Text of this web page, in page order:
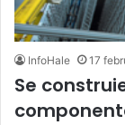
InfoHale 17
Se